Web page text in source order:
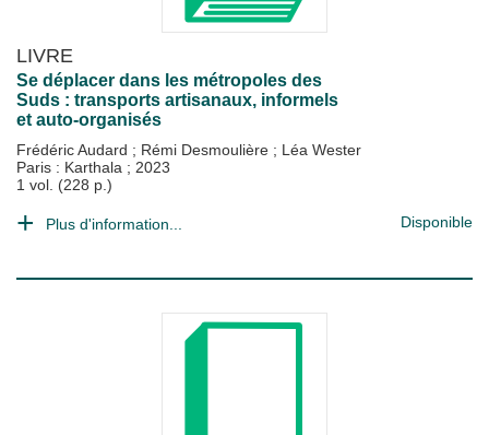
LIVRE
Se déplacer dans les métropoles des
Suds : transports artisanaux, informels
et auto-organisés
Frédéric Audard ; Rémi Desmoulière ; Léa Wester
Paris : Karthala ; 2023
1 vol. (228 p.)
Plus d'information... Disponible